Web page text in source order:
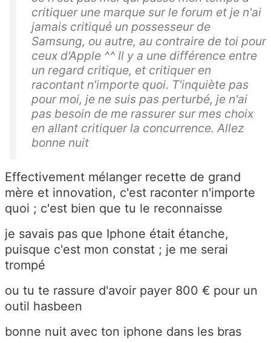
critiquer une marque sur le forum et je n'ai
jamais critiqué un possesseur de
Samsung, ou autre, au contraire de toi pour
ceux d'Apple ^^ Il y a une différence entre
un regard critique, et critiquer en
racontant n'importe quoi. T'inquiète pas
pour moi, je ne suis pas perturbé, je n'ai
pas besoin de me rassurer sur mes choix
en allant critiquer la concurrence. Allez
bonne nuit
Effectivement mélanger recette de grand
mère et innovation, c'est raconter n'importe
quoi ; c'est bien que tu le reconnaisse
je savais pas que Iphone était étanche,
puisque c'est mon constat ; je me serai
trompé
ou tu te rassure d'avoir payer 800 € pour un
outil hasbeen
bonne nuit avec ton iphone dans les bras